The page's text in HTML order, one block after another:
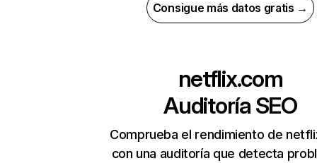
Consigue más datos gratis →
netflix.com
Auditoría SEO
Comprueba el rendimiento de
con una auditoría que detecta